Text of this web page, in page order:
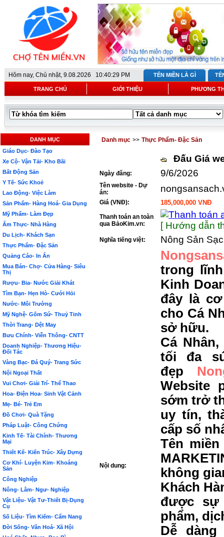
Hôm nay, Chủ nhật, 9.08.2026 10:40:29 PM TÊN MIỀN LÀ GÌ
TRANG CHỦ GIỚI THIỆU PHƯƠNG
DANH MỤC
Giáo Dục- Đào Tạo
Xe Cộ- Vận Tải- Kho Bãi
Bất Động Sản
Y Tế- Sức Khoẻ
Lao Động- Việc Làm
Sản Phẩm- Hàng Hoá- Gia Dụng
Mỹ Phẩm- Làm Đẹp
Ẩm Thực- Nhà Hàng
Du Lịch- Khách Sạn
Thực Phẩm- Đặc Sản
Quảng Cáo- In Ấn
Mua Bán- Chợ- Cửa Hàng- Siêu
Thị
Rượu- Bia- Nước Giải Khát
Tìm Bạn- Hẹn Hò- Cưới Hỏi
Nước- Môi Trường
Mỹ Nghệ- Gốm Sứ- Thuỷ Tinh
Thời Trang- Dệt May
Bưu Chính- Viễn Thông- CNTT
Doanh Nghiệp- Thương Hiệu-
Đối Tác
Vàng Bạc- Đá Quý- Trang Sức
Nội Ngoại Thất
Vui Chơi- Giải Trí- Thể Thao
Hoa- Điện Hoa- Sinh Vật Cảnh
Mẹ- Bé- Trẻ Em
Đồ Chơi- Quà Tặng
Pháp Luật- Công Chứng
Kinh Tế- Tài Chính- Thương
Mại
Thiết Kế- Kiến Trúc- Xây Dựng
Cơ Khí- Luyện Kim- Khoáng
Sản
Công Nghiệp
Nông- Lâm- Ngư- Nghiệp
Vật Liệu- Vật Tư-Thiết Bị-Dụng
Cụ
Số Liệu- Tìm Kiếm- Cẩm Nang
Đời Sống- Văn Hoá- Xã Hội
Danh mục >> Thực Phẩm- Đặc Sản
Đấu Giá
Ngày đăng: 9/6/2026
Tên website - Dự
án:
Giá (VNĐ): 185,000,000 VNĐ
Thanh toán an toàn
qua BảoKim.vn:
[ Hướng dẫn
Nghĩa tiếng việt: Nông Sản
Nội dung:
trong
Kinh
đây là
cho Cá
sở hữu.
Cá
tối đa
đẹp
Website
sớm trở
uy tín,
cấp số
Tên
không
Khách
được sự
phẩm,
Dễ